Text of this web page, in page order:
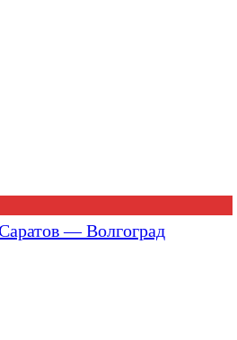
— Волгоград